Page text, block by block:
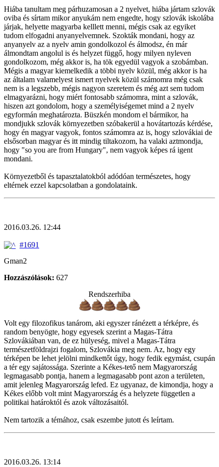
Hiába tanultam meg párhuzamosan a 2 nyelvet, hiába jártam szlovák
oviba és sírtam mikor anyukám nem engedte, hogy szlovák iskolába
járjak, helyette magyarba kelllett menni, mégis csak az egyiket
tudom elfogadni anyanyelvemnek. Szokták mondani, hogy az
anyanyelv az a nyelv amin gondolkozol és álmodsz, én már
álmondtam angolul is és helyzet függő, hogy milyen nyleven
gondolkozom, még akkor is, ha tök egyedül vagyok a szobámban.
Mégis a magyar kiemelkedik a többi nyelv közül, még akkor is ha
az általam valamelyest ismert nyelvek közül számomra még csak
nem is a legszebb, mégis nagyon szeretem és még azt sem tudom
elmagyarázni, hogy miért fontosabb számomra, mint a szlovák,
hiszen azt gondolom, hogy a személyiségemet mind a 2 nyelv
egyformán meghatározta. Büszkén mondom el bármikor, ha
mondjukk szlovák környezetben szóbakerül a hovátartozás kérdése,
hogy én magyar vagyok, fontos számomra az is, hogy szlovákiai de
elsősorban magyar és itt mindig tiltakozom, ha valaki aztmondja,
hogy "so you are from Hungary", nem vagyok képes rá igent
mondani.
Környezetből és tapasztalatokból adódóan természetes, hogy
eltérnek ezzel kapcsolatban a gondolataink.
2016.03.26. 12:44
#1691
Gman2
Hozzászólások: 627
Rendszerhiba
Volt egy filozofikus tanárom, aki egyszer ránézett a térképre, és
random benyögte, hogy egyesek szerint a Magas-Tátra
Szlovákiában van, de ez hülyeség, mivel a Magas-Tátra
természetföldrajzi fogalom, Szlovákia meg nem. Az, hogy egy
térképen be lehet jelölni mindkettőt úgy, hogy fedik egymást, csupán
a tér egy sajátossága. Szerinte a Kékes-tető nem Magyarország
legmagasabb pontja, hanem a legmagasabb pont azon a területen,
amit jelenleg Magyarország lefed. Ez ugyanaz, de kimondja, hogy a
Kékes előbb volt mint Magyarország és a helyzete független a
politikai határoktól és azok változásaitól.
Nem tartozik a témához, csak eszembe jutott és leírtam.
2016.03.26. 13:14